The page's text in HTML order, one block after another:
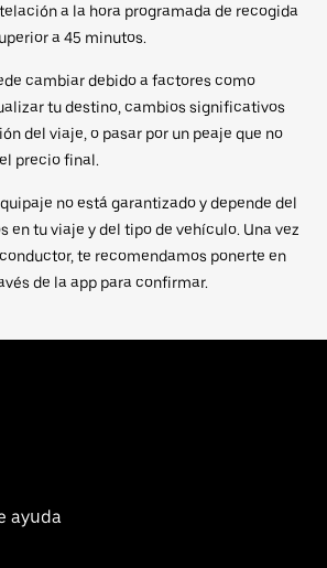
a la hora programada de recogida
a 45 minutos.
cambiar debido a factores como
tu destino, cambios significativos
del viaje, o pasar por un peaje que no
precio final.
no está garantizado y depende del
en tu viaje y del tipo de vehículo. Una vez
te recomendamos ponerte en
de la app para confirmar.
ayuda